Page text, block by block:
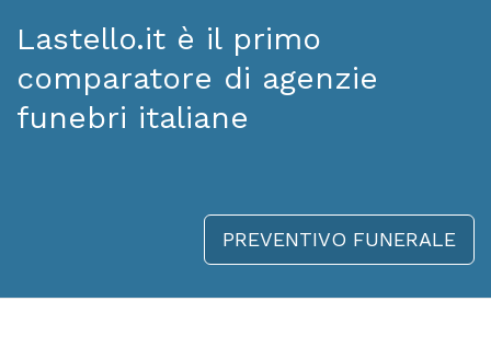
Lastello.it è il primo
comparatore di agenzie
funebri italiane
PREVENTIVO FUNERALE